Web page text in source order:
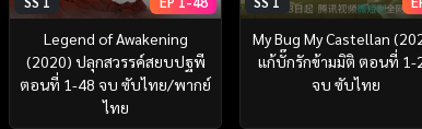
Legend of Awakening
(2020) ปลุกสวรรค์สยบปฐพี
ตอนที่ 1-48 จบ ซับไทย/พากย์
ไทย
My Bug My Castellan
แก้บั๊กรักข้ามมิติ ตอนที่ 1-
จบ ซับไทย